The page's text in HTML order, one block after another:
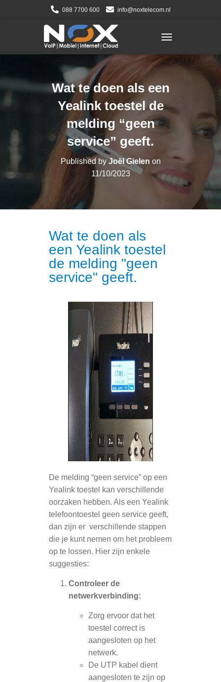
088 7700 600 info@noxtelecom.nl
Wat te doen als een
Yealink toestel de
melding “geen
service” geeft.
Published byJoël Gielen on
11/10/2023
Wat te doen als
een Yealink toestel
de melding "geen
service" geeft.
De melding “geen service” op een
Yealink toestel kan verschillende
oorzaken hebben. Als een Yealink
telefoontoestel geen service geeft,
dan zijn er verschillende stappen
die je kunt nemen om het probleem
op te lossen. Hier zijn enkele
suggesties:
Controleer de
netwerkverbinding:
Zorg ervoor dat het
toestel correct is
aangesloten op het
netwerk.
De UTP kabel dient
aangesloten te zijn op